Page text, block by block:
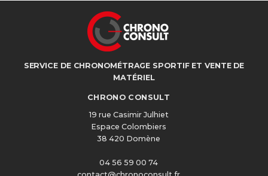
SERVICE DE CHRONOMÉTRAGE SPORTIF ET VENTE DE
MATÉRIEL
CHRONO CONSULT
19 rue Casimir Julhiet
Espace Colombiers
38 420 Domène
04 56 59 00 74